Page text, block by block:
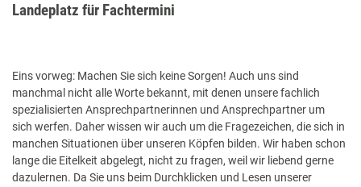
Landeplatz für Fachtermini
Eins vorweg: Machen Sie sich keine Sorgen! Auch uns sind
manchmal nicht alle Worte bekannt, mit denen unsere fachlich
spezialisierten Ansprechpartnerinnen und Ansprechpartner um
sich werfen. Daher wissen wir auch um die Fragezeichen, die sich in
manchen Situationen über unseren Köpfen bilden. Wir haben schon
lange die Eitelkeit abgelegt, nicht zu fragen, weil wir liebend gerne
dazulernen. Da Sie uns beim Durchklicken und Lesen unserer